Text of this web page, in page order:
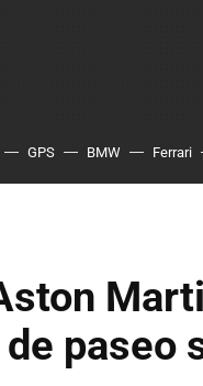
GPS BMW Ferrari
paseo